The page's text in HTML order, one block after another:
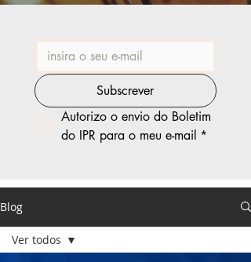
Subscrever
Autorizo o envio do Boletim
do IPR para o meu e-mail *
Blog
Ver todos